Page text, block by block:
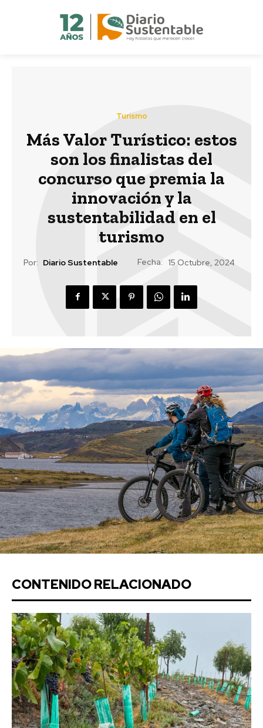
Turismo
Más Valor Turístico: estos
son los finalistas del
concurso que premia la
innovación y la
sustentabilidad en el
turismo
Por: Diario Sustentable Fecha: 15 Octubre, 2024
CONTENIDO RELACIONADO